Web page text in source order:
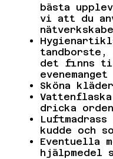
bästa
vi att du
tandborste,
det finns
evenemanget
Sköna
dricka
kudde och
Eventuella
hjälpmedel